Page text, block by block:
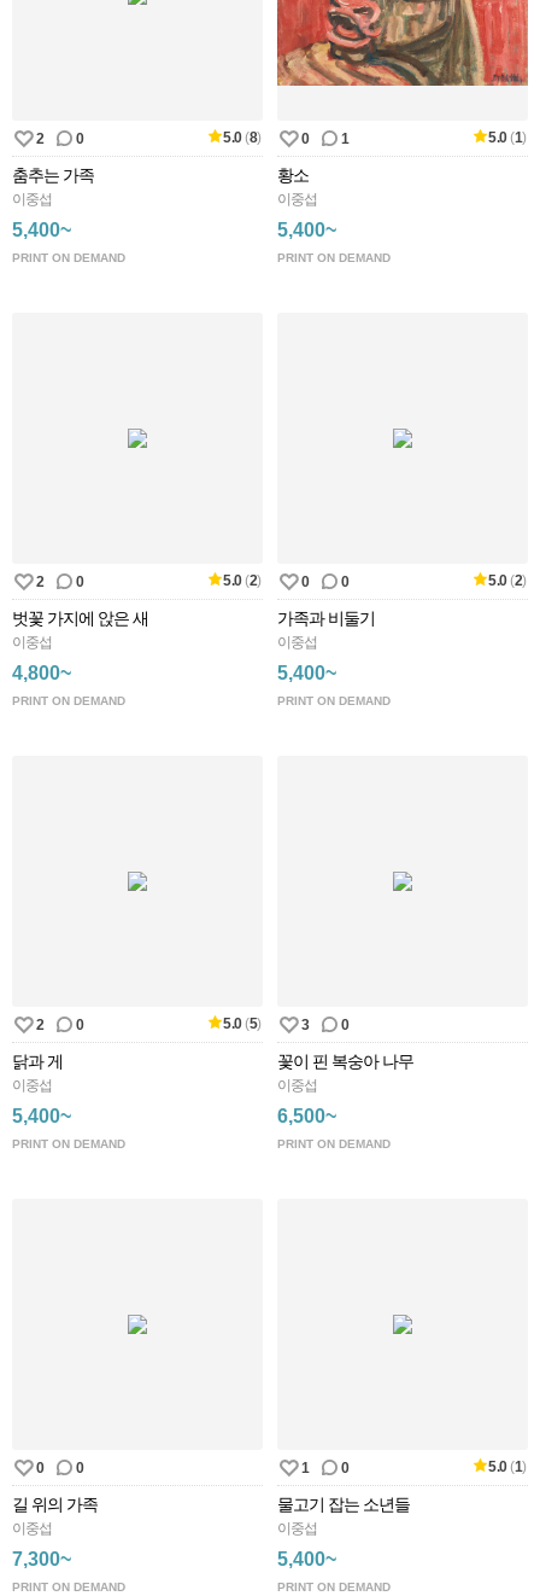
2 0 5.0(8)
춤추는 가족
이중섭
5,400~
PRINT ON DEMAND
0 1 5.0(1)
황소
이중섭
5,400~
PRINT ON DEMAND
2 0 5.0(2)
벗꽃 가지에 앉은 새
이중섭
4,800~
PRINT ON DEMAND
0 0 5.0(2)
가족과 비둘기
이중섭
5,400~
PRINT ON DEMAND
2 0 5.0(5)
닭과 게
이중섭
5,400~
PRINT ON DEMAND
3 0
꽃이 핀 복숭아 나무
이중섭
6,500~
PRINT ON DEMAND
0 0
길 위의 가족
이중섭
7,300~
PRINT ON DEMAND
1 0 5.0(1)
물고기 잡는 소년들
이중섭
5,400~
PRINT ON DEMAND